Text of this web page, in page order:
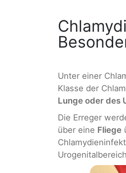
Unter einer
Klasse der
Lunge oder des
Die Erreger
über eine Fliege